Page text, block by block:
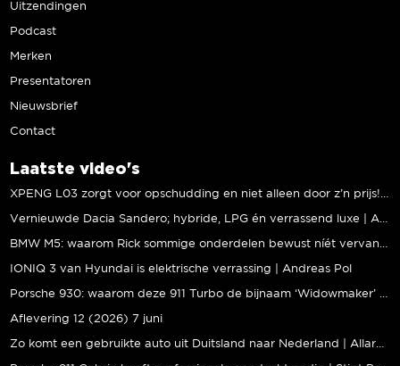
Uitzendingen
Podcast
Merken
Presentatoren
Nieuwsbrief
Contact
Laatste video's
IONIQ 3 van Hyundai is elektrische verrassing | Andreas Pol
Aflevering 12 (2026) 7 juni